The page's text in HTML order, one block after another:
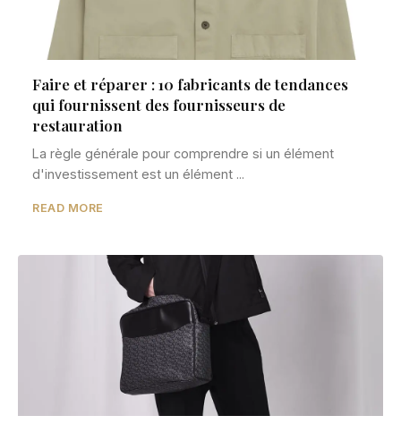
Faire et réparer : 10 fabricants de tendances
qui fournissent des fournisseurs de
restauration
La règle générale pour comprendre si un élément
d'investissement est un élément ...
READ MORE